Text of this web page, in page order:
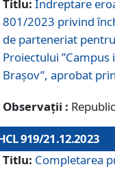
Titlu: Îndreptare
801/2023 privind
de parteneriat
Proiectului
Brașov”, aprobat
Observații :
919/21.12.2023
Titlu: Completarea